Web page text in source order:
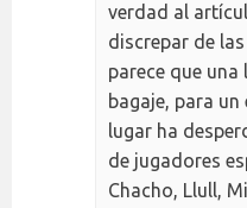
verdad al
discrepar de
parece que una
bagaje, para
lugar ha
de jugadores
Chacho, Llull,